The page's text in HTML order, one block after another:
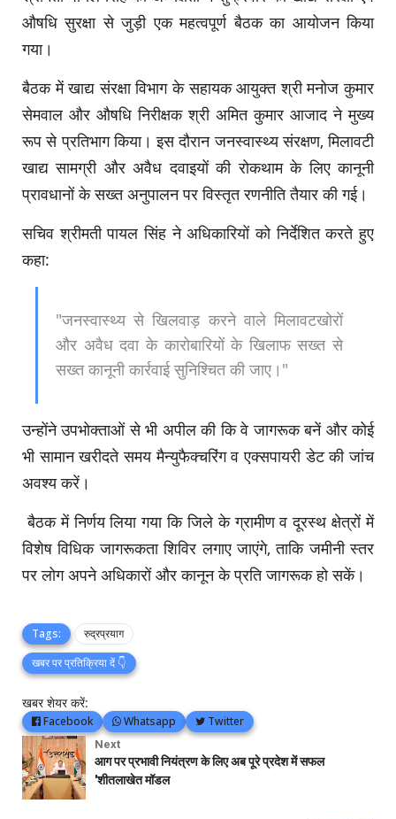
औषधि सुरक्षा से जुड़ी एक महत्वपूर्ण बैठक का आयोजन किया
गया।
बैठक में खाद्य संरक्षा विभाग के सहायक आयुक्त श्री मनोज कुमार
सेमवाल और औषधि निरीक्षक श्री अमित कुमार आजाद ने मुख्य
रूप से प्रतिभाग किया। इस दौरान जनस्वास्थ्य संरक्षण, मिलावटी
खाद्य सामग्री और अवैध दवाइयों की रोकथाम के लिए कानूनी
प्रावधानों के सख्त अनुपालन पर विस्तृत रणनीति तैयार की गई।
सचिव श्रीमती पायल सिंह ने अधिकारियों को निर्देशित करते हुए
कहा:
"जनस्वास्थ्य से खिलवाड़ करने वाले मिलावटखोरों
और अवैध दवा के कारोबारियों के खिलाफ सख्त से
सख्त कानूनी कार्रवाई सुनिश्चित की जाए।"
उन्होंने उपभोक्ताओं से भी अपील की कि वे जागरूक बनें और कोई
भी सामान खरीदते समय मैन्युफैक्चरिंग व एक्सपायरी डेट की जांच
अवश्य करें।
बैठक में निर्णय लिया गया कि जिले के ग्रामीण व दूरस्थ क्षेत्रों में
विशेष विधिक जागरूकता शिविर लगाए जाएंगे, ताकि जमीनी स्तर
पर लोग अपने अधिकारों और कानून के प्रति जागरूक हो सकें।
Tags:
रुद्रप्रयाग
खबर पर प्रतिक्रिया दें 👇
खबर शेयर करें:
Facebook Whatsapp Twitter
Next
आग पर प्रभावी नियंत्रण के लिए अब पूरे प्रदेश में सफल
'शीतलाखेत मॉडल